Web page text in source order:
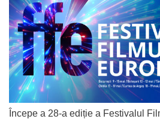
Începe a 28-a ediție a Festivalul